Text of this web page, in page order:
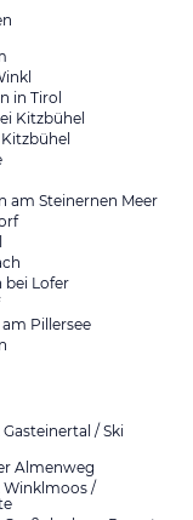
in Tirol
Kitzbühel
am Steinernen Meer
bei Lofer
Pillersee
/ Ski
Almenweg
Winklmoos /